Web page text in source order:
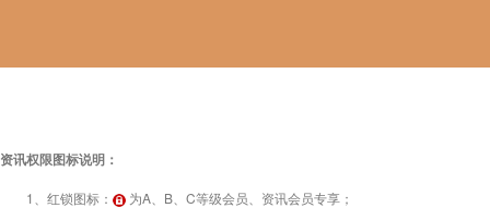
资讯权限图标说明：
1、红锁图标： 为A、B、C等级会员、资讯会员专享；